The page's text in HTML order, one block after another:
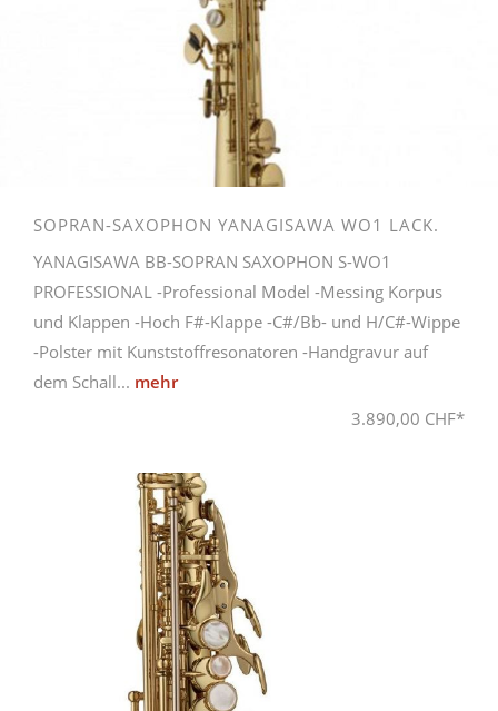
SOPRAN-SAXOPHON YANAGISAWA WO1 LACK.
YANAGISAWA BB-SOPRAN SAXOPHON S-WO1
PROFESSIONAL -Professional Model -Messing Korpus
und Klappen -Hoch F#-Klappe -C#/Bb- und H/C#-Wippe
-Polster mit Kunststoffresonatoren -Handgravur auf
dem Schall... mehr
3.890,00 CHF*